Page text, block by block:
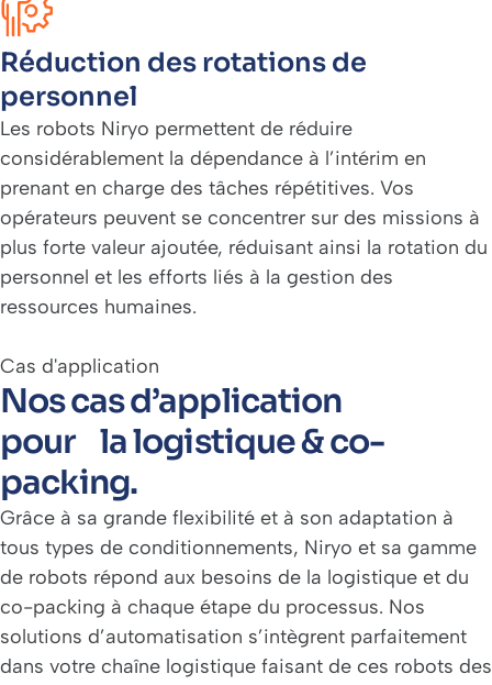
Réduction des rotations de
personnel
Les robots Niryo permettent de réduire
considérablement la dépendance à l’intérim en
prenant en charge des tâches répétitives. Vos
opérateurs peuvent se concentrer sur des missions à
plus forte valeur ajoutée, réduisant ainsi la rotation du
personnel et les efforts liés à la gestion des
ressources humaines.
Cas d'application
Nos cas d’application
pour la logistique & co-
packing.
Grâce à sa grande flexibilité et à son adaptation à
tous types de conditionnements, Niryo et sa gamme
de robots répond aux besoins de la logistique et du
co-packing à chaque étape du processus. Nos
solutions d’automatisation s’intègrent parfaitement
dans votre chaîne logistique faisant de ces robots des